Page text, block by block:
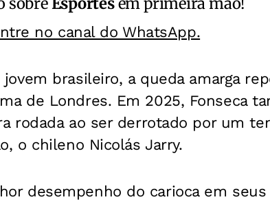
no canal do WhatsApp.
jovem brasileiro, a queda amarga
de Londres. Em 2025, Fonseca
rodada ao ser derrotado por um
o chileno Nicolás Jarry.
desempenho do carioca em